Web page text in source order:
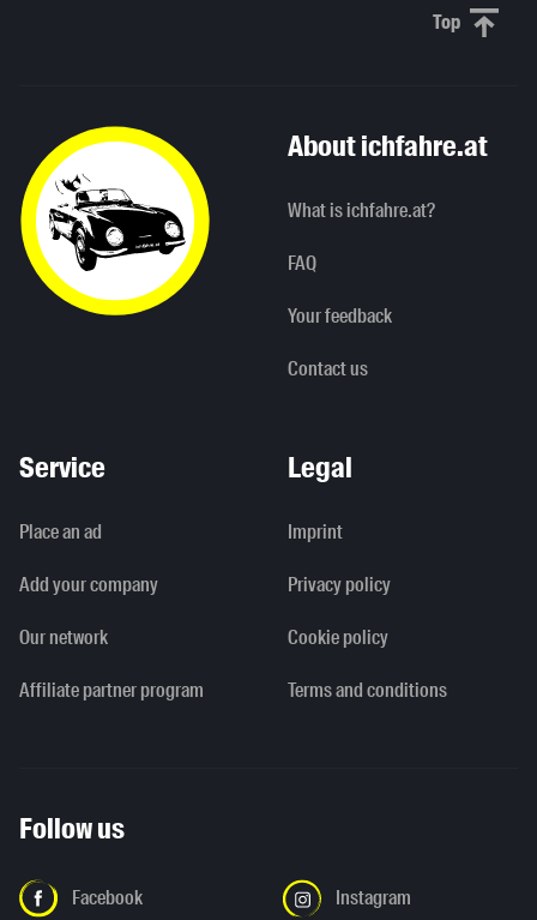
Top Scroll
About ichfahre.at
What is ichfahre.at?
FAQ
Your feedback
Contact us
Service
Place an ad
Add your company
Our network
Affiliate partner program
Legal
Imprint
Privacy policy
Cookie policy
Terms and conditions
Follow us
Facebook Instagram